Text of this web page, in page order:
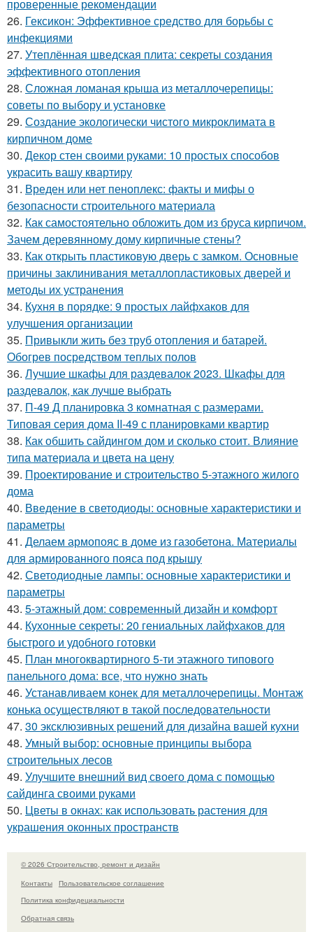
проверенные рекомендации
26. Гексикон: Эффективное средство для борьбы с
инфекциями
27. Утеплённая шведская плита: секреты создания
эффективного отопления
28. Сложная ломаная крыша из металлочерепицы:
советы по выбору и установке
29. Создание экологически чистого микроклимата в
кирпичном доме
30. Декор стен своими руками: 10 простых способов
украсить вашу квартиру
31. Вреден или нет пеноплекс: факты и мифы о
безопасности строительного материала
32. Как самостоятельно обложить дом из бруса кирпичом.
Зачем деревянному дому кирпичные стены?
33. Как открыть пластиковую дверь с замком. Основные
причины заклинивания металлопластиковых дверей и
методы их устранения
34. Кухня в порядке: 9 простых лайфхаков для
улучшения организации
35. Привыкли жить без труб отопления и батарей.
Обогрев посредством теплых полов
36. Лучшие шкафы для раздевалок 2023. Шкафы для
раздевалок, как лучше выбрать
37. П-49 Д планировка 3 комнатная с размерами.
Типовая серия дома II-49 с планировками квартир
38. Как обшить сайдингом дом и сколько стоит. Влияние
типа материала и цвета на цену
39. Проектирование и строительство 5-этажного жилого
дома
40. Введение в светодиоды: основные характеристики и
параметры
41. Делаем армопояс в доме из газобетона. Материалы
для армированного пояса под крышу
42. Светодиодные лампы: основные характеристики и
параметры
43. 5-этажный дом: современный дизайн и комфорт
44. Кухонные секреты: 20 гениальных лайфхаков для
быстрого и удобного готовки
45. План многоквартирного 5-ти этажного типового
панельного дома: все, что нужно знать
46. Устанавливаем конек для металлочерепицы. Монтаж
конька осуществляют в такой последовательности
47. 30 эксклюзивных решений для дизайна вашей кухни
48. Умный выбор: основные принципы выбора
строительных лесов
49. Улучшите внешний вид своего дома с помощью
сайдинга своими руками
50. Цветы в окнах: как использовать растения для
украшения оконных пространств
© 2026 Строительство, ремонт и дизайн
Контакты
Пользовательское соглашение
Политика конфидециальности
Обратная связь